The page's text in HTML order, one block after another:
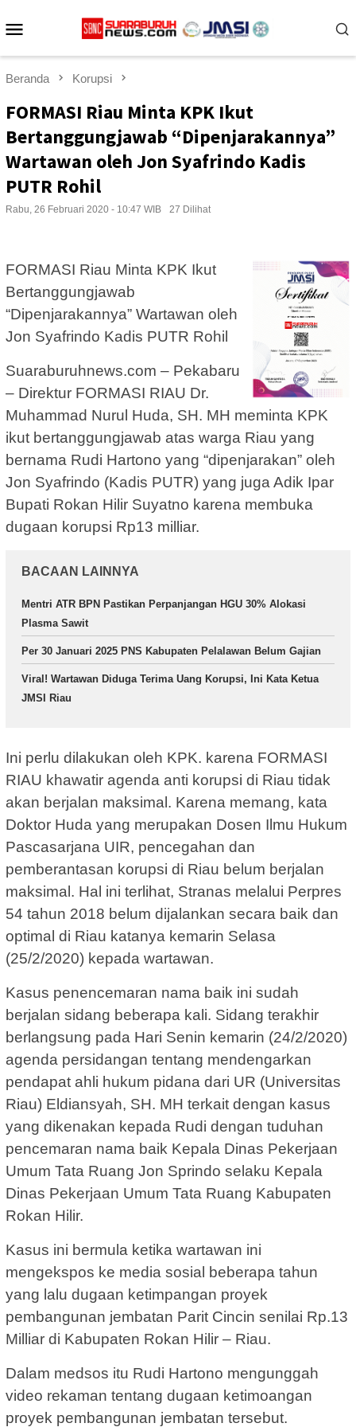
ke
Beranda Korupsi
FORMASI Riau Minta KPK Ikut
Bertanggungjawab “Dipenjarakannya”
Wartawan oleh Jon Syafrindo Kadis
PUTR Rohil
Rabu, 26 Februari 2020 - 10:47 WIB 27 Dilihat
FORMASI Riau Minta KPK Ikut
Bertanggungjawab
“Dipenjarakannya” Wartawan oleh
Jon Syafrindo Kadis PUTR Rohil
Suaraburuhnews.com – Pekabaru
– Direktur FORMASI RIAU Dr.
Muhammad Nurul Huda, SH. MH meminta KPK
ikut bertanggungjawab atas warga Riau yang
bernama Rudi Hartono yang “dipenjarakan” oleh
Jon Syafrindo (Kadis PUTR) yang juga Adik Ipar
Bupati Rokan Hilir Suyatno karena membuka
dugaan korupsi Rp13 milliar.
BACAAN LAINNYA
Mentri ATR BPN Pastikan Perpanjangan HGU 30% Alokasi
Plasma Sawit
Per 30 Januari 2025 PNS Kabupaten Pelalawan Belum Gajian
Viral! Wartawan Diduga Terima Uang Korupsi, Ini Kata Ketua
JMSI Riau
Ini perlu dilakukan oleh KPK. karena FORMASI
RIAU khawatir agenda anti korupsi di Riau tidak
akan berjalan maksimal. Karena memang, kata
Doktor Huda yang merupakan Dosen Ilmu Hukum
Pascasarjana UIR, pencegahan dan
pemberantasan korupsi di Riau belum berjalan
maksimal. Hal ini terlihat, Stranas melalui Perpres
54 tahun 2018 belum dijalankan secara baik dan
optimal di Riau katanya kemarin Selasa
(25/2/2020) kepada wartawan.
Kasus penencemaran nama baik ini sudah
berjalan sidang beberapa kali. Sidang terakhir
berlangsung pada Hari Senin kemarin (24/2/2020)
agenda persidangan tentang mendengarkan
pendapat ahli hukum pidana dari UR (Universitas
Riau) Eldiansyah, SH. MH terkait dengan kasus
yang dikenakan kepada Rudi dengan tuduhan
pencemaran nama baik Kepala Dinas Pekerjaan
Umum Tata Ruang Jon Sprindo selaku Kepala
Dinas Pekerjaan Umum Tata Ruang Kabupaten
Rokan Hilir.
Kasus ini bermula ketika wartawan ini
mengekspos ke media sosial beberapa tahun
yang lalu dugaan ketimpangan proyek
pembangunan jembatan Parit Cincin senilai Rp.13
Milliar di Kabupaten Rokan Hilir – Riau.
Dalam medsos itu Rudi Hartono mengunggah
video rekaman tentang dugaan ketimoangan
proyek pembangunan jembatan tersebut.